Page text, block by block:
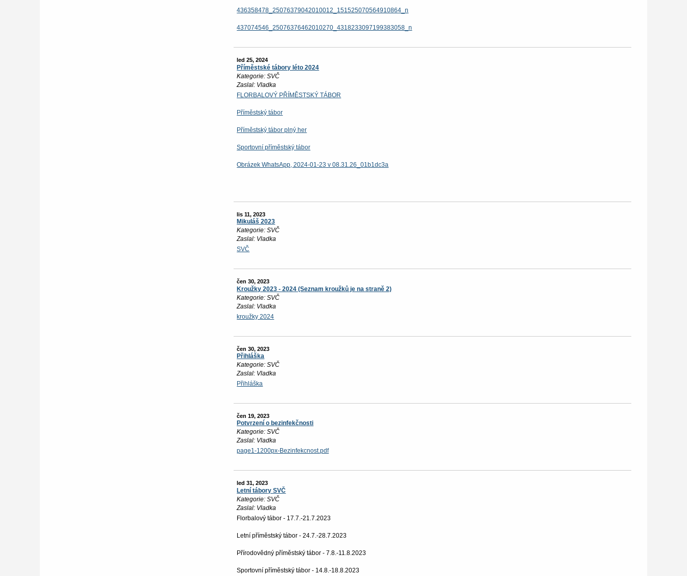
436358478_25076379042010012_151525070564910864_n
437074546_25076376462010270_4318233097199383058_n
led 25, 2024
Příměstské tábory léto 2024
Kategorie: SVČ
Zaslal: Vladka
FLORBALOVÝ PŘÍMĚSTSKÝ TÁBOR
Příměstský tábor
Příměstský tábor plný her
Sportovní příměstský tábor
Obrázek WhatsApp, 2024-01-23 v 08.31.26_01b1dc3a
lis 11, 2023
Mikuláš 2023
Kategorie: SVČ
Zaslal: Vladka
SVČ
čen 30, 2023
Kroužky 2023 - 2024 (Seznam kroužků je na straně 2)
Kategorie: SVČ
Zaslal: Vladka
kroužky 2024
čen 30, 2023
Přihláška
Kategorie: SVČ
Zaslal: Vladka
Přihláška
čen 19, 2023
Potvrzení o bezinfekčnosti
Kategorie: SVČ
Zaslal: Vladka
page1-1200px-Bezinfekcnost.pdf
led 31, 2023
Letní tábory SVČ
Kategorie: SVČ
Zaslal: Vladka
Florbalový tábor - 17.7.-21.7.2023
Letní příměstský tábor - 24.7.-28.7.2023
Přírodovědný příměstský tábor - 7.8.-11.8.2023
Sportovní příměstský tábor - 14.8.-18.8.2023